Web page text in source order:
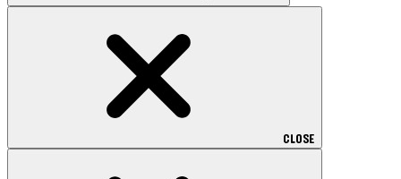
CLOSE